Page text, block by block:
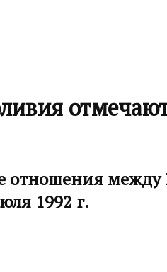
отношения
1992 г.